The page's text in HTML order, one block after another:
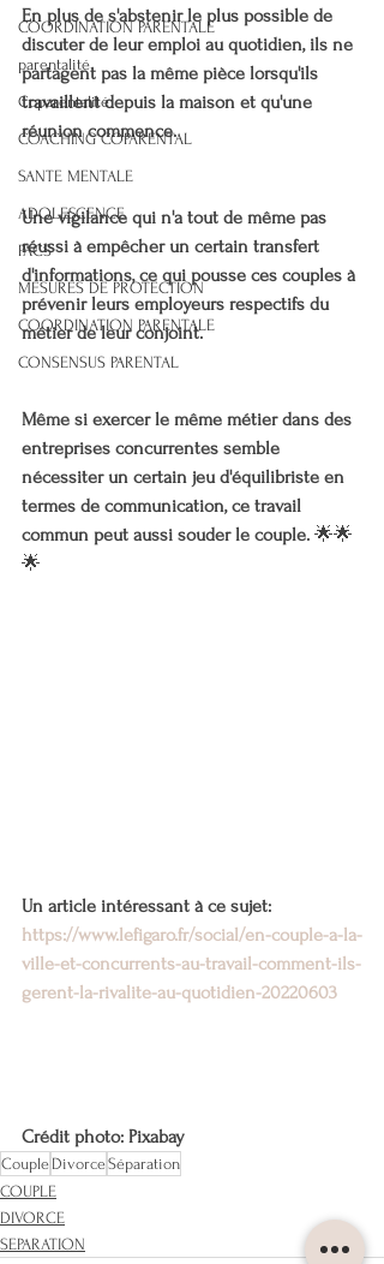
COORDINATION PARENTALE
parentalité
Coparentalité
COACHING COPARENTAL
SANTE MENTALE
ADOLESCENCE
PACS
MESURES DE PROTECTION
COORDINATION PARENTALE
CONSENSUS PARENTAL
En plus de s'abstenir le plus possible de
discuter de leur emploi au quotidien, ils ne
partagent pas la même pièce lorsqu'ils
travaillent depuis la maison et qu'une
réunion commence.
Une vigilance qui n'a tout de même pas
réussi à empêcher un certain transfert
d'informations, ce qui pousse ces couples à
prévenir leurs employeurs respectifs du
métier de leur conjoint.
Même si exercer le même métier dans des
entreprises concurrentes semble
nécessiter un certain jeu d'équilibriste en
termes de communication, ce travail
commun peut aussi souder le couple. 🌟🌟
🌟
Un article intéressant à ce sujet:
https://www.lefigaro.fr/social/en-couple-a-la-
ville-et-concurrents-au-travail-comment-ils-
gerent-la-rivalite-au-quotidien-20220603
Crédit photo: Pixabay
Couple DivorceSéparation
COUPLE
DIVORCE
SEPARATION